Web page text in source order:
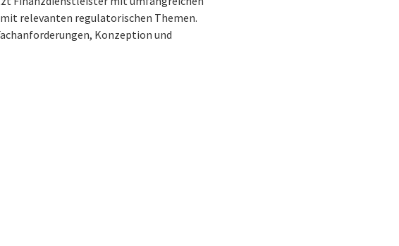
relevanten regulatorischen Themen.
Konzeption und